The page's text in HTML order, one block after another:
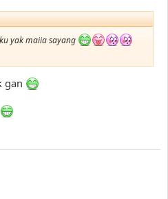
yak maiia sayang
gan